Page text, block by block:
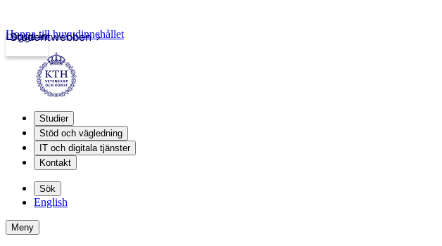
Studentwebben
Logga in
Hoppa till huvudinnehållet
Studier
Stöd och vägledning
IT och digitala tjänster
Kontakt
Sök
English
Meny